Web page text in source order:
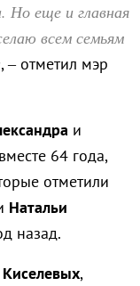
Но еще и главная
всем семьям
, – отметил мэр
и
64 года,
отметили
Натальи
назад.
,